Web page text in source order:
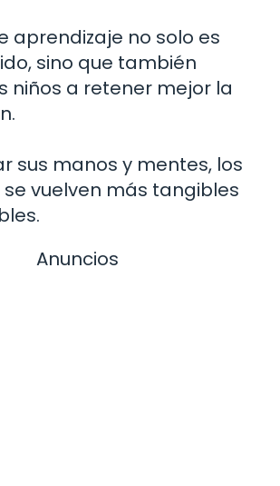
aprendizaje no solo es
sino que también
niños a retener mejor la
sus manos y mentes, los
vuelven más tangibles
Anuncios